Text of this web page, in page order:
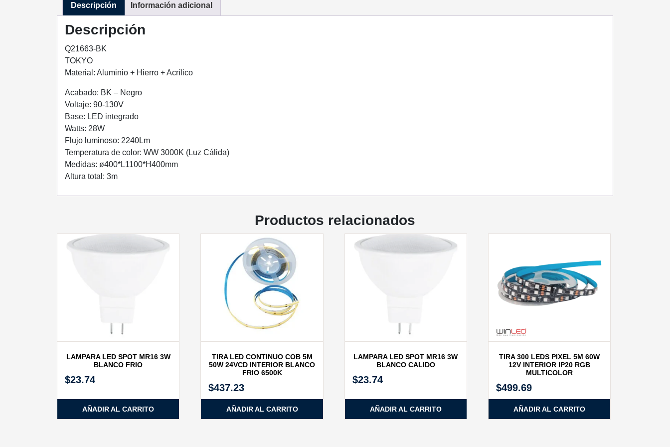
Descripción Información adicional
Descripción
Q21663-BK
TOKYO
Material: Aluminio + Hierro + Acrílico
Acabado: BK – Negro
Voltaje: 90-130V
Base: LED integrado
Watts: 28W
Flujo luminoso: 2240Lm
Temperatura de color: WW 3000K (Luz Cálida)
Medidas: ø400*L1100*H400mm
Altura total: 3m
Productos relacionados
LAMPARA LED SPOT MR16 3W
BLANCO FRIO
$23.74
AÑADIR AL CARRITO
TIRA LED CONTINUO COB 5M
50W 24VCD INTERIOR BLANCO
FRIO 6500K
$437.23
AÑADIR AL CARRITO
LAMPARA LED SPOT MR16 3W
BLANCO CALIDO
$23.74
AÑADIR AL CARRITO
TIRA 300 LEDS PIXEL 5M 60W
12V INTERIOR IP20 RGB
MULTICOLOR
$499.69
AÑADIR AL CARRITO